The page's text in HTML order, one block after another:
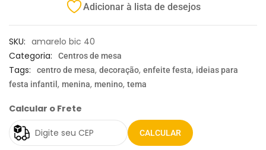
Adicionar à lista de desejos
SKU: amarelo bic 40
Categoria:
Centros de mesa
Tags: centro de mesa, decoração, enfeite festa, ideias para
festa infantil , menina, menino, tema
Calcular o Frete
CALCULAR